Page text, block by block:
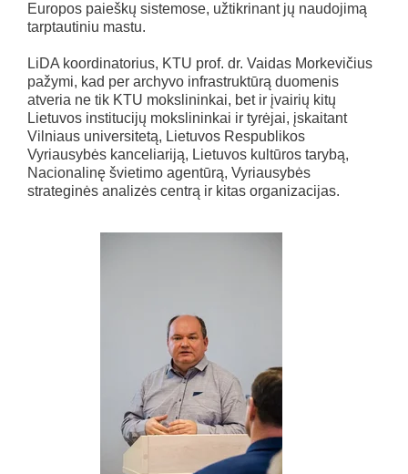
Europos paieškų sistemose, užtikrinant jų naudojimą
tarptautiniu mastu.
LiDA koordinatorius, KTU prof. dr. Vaidas Morkevičius
pažymi, kad per archyvo infrastruktūrą duomenis
atveria ne tik KTU mokslininkai, bet ir įvairių kitų
Lietuvos institucijų mokslininkai ir tyrėjai, įskaitant
Vilniaus universitetą, Lietuvos Respublikos
Vyriausybės kanceliariją, Lietuvos kultūros tarybą,
Nacionalinę švietimo agentūrą, Vyriausybės
strateginės analizės centrą ir kitas organizacijas.